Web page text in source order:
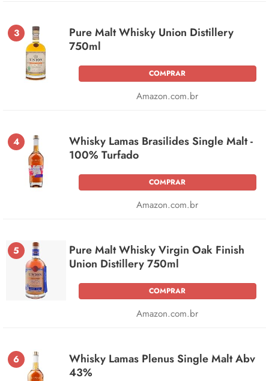
3
Pure Malt Whisky Union Distillery
750ml
COMPRAR
Amazon.com.br
4
Whisky Lamas Brasilides Single Malt -
100% Turfado
COMPRAR
Amazon.com.br
5
Pure Malt Whisky Virgin Oak Finish
Union Distillery 750ml
COMPRAR
Amazon.com.br
6
Whisky Lamas Plenus Single Malt Abv
43%